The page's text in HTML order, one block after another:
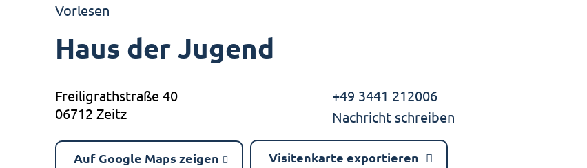
Vorlesen
Haus der Jugend
Freiligrathstraße 40
06712 Zeitz
+49 3441 212006
Nachricht schreiben
Auf Google Maps zeigen Visitenkarte exportieren